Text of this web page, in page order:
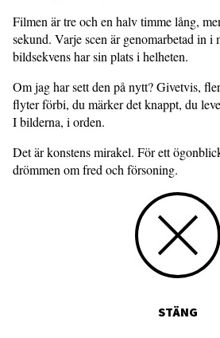
Filmen är tre och en halv timme lång,
sekund. Varje scen är genomarbetad in i
bildsekvens har sin plats i helheten.
Om jag har sett den på nytt? Givetvis,
flyter förbi, du märker det knappt, du
I bilderna, i orden.
Det är konstens mirakel. För ett
drömmen om fred och försoning.
STÄNG